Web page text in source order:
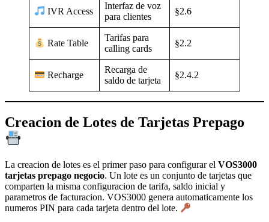
IVR Access
Interfaz de voz
para clientes
§2.6
Rate Table
Tarifas para
calling cards
§2.2
Recharge
Recarga de
saldo de tarjeta
§2.4.2
Creacion de Lotes de Tarjetas Prepago
La creacion de lotes es el primer paso para configurar el VOS3000
tarjetas prepago negocio. Un lote es un conjunto de tarjetas que
comparten la misma configuracion de tarifa, saldo inicial y
parametros de facturacion. VOS3000 genera automaticamente los
numeros PIN para cada tarjeta dentro del lote.